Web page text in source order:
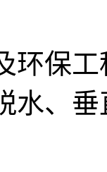
环保工
水、